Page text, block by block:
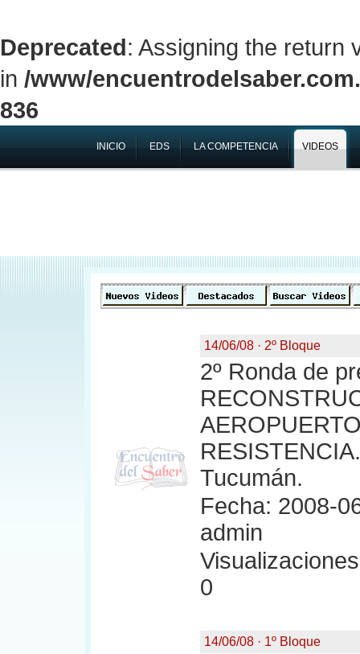
Deprecated: Assigning the return
in /www/
836
INICIO EDS LA COMPETENCIA VIDEOS
14/06/08 · 2º Bloque
2º Ronda de
Tucumán.
Fecha: 2008-
admin
0
14/06/08 · 1º Bloque